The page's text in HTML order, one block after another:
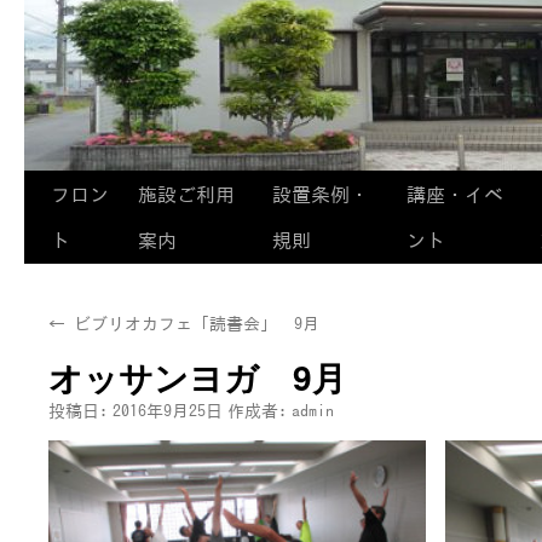
フロン
ト
施設ご利用
案内
設置条例・
規則
講座・イベ
ント
← ビブリオカフェ「読書会」 9月
オッサンヨガ 9月
投稿日: 2016年9月25日 作成者: admin